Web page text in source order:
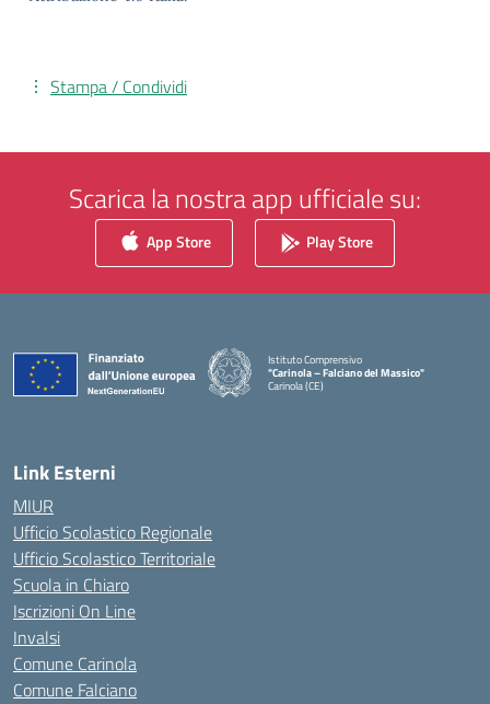
Stampa / Condividi
Scarica la nostra app ufficiale su:
App Store Play Store
Istituto Comprensivo
"Carinola – Falciano del Massico"
Carinola (CE)
Link Esterni
MIUR
Ufficio Scolastico Regionale
Ufficio Scolastico Territoriale
Scuola in Chiaro
Iscrizioni On Line
Invalsi
Comune Carinola
Comune Falciano